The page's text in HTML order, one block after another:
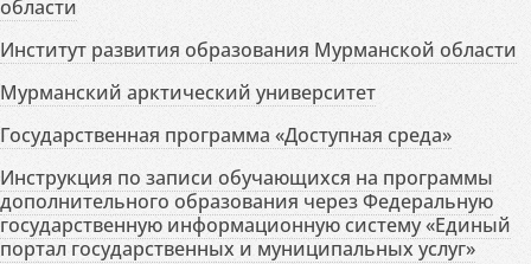
области
Институт развития образования Мурманской области
Мурманский арктический университет
Государственная программа «Доступная среда»
Инструкция по записи обучающихся на программы
дополнительного образования через Федеральную
государственную информационную систему «Единый
портал государственных и муниципальных услуг»